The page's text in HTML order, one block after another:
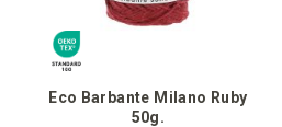
Eco Barbante Milano Ruby
50g.